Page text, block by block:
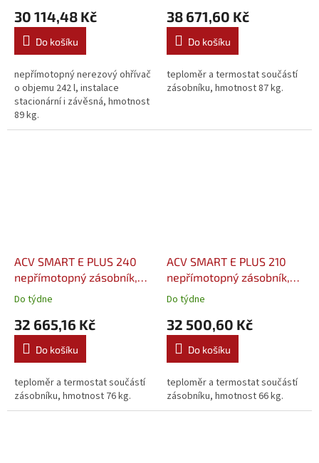
30 114,48 Kč
Do košíku
nepřímotopný nerezový ohřívač
o objemu 242 l, instalace
stacionární i závěsná, hmotnost
89 kg.
38 671,60 Kč
Do košíku
teploměr a termostat součástí
zásobníku, hmotnost 87 kg.
ACV SMART E PLUS 240
nepřímotopný zásobník,
tank in tank (06627401)
Do týdne
32 665,16 Kč
Do košíku
teploměr a termostat součástí
zásobníku, hmotnost 76 kg.
ACV SMART E PLUS 210
nepřímotopný zásobník,
tank in tank, stacionární
Do týdne
32 500,60 Kč
Do košíku
teploměr a termostat součástí
zásobníku, hmotnost 66 kg.